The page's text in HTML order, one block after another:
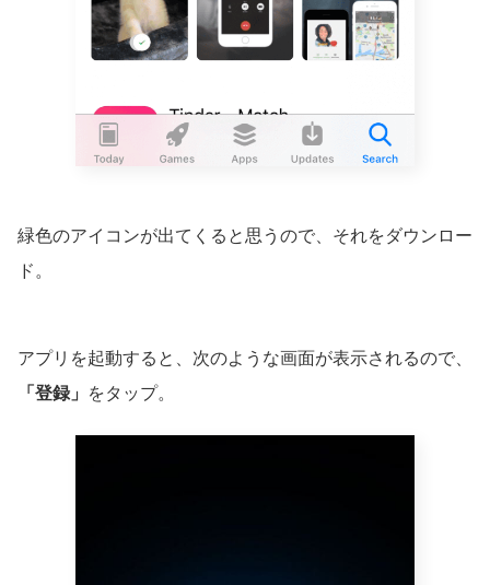
緑色のアイコンが出てくると思うので、それをダウンロー
ド。
アプリを起動すると、次のような画面が表示されるので、
「登録」
をタップ。